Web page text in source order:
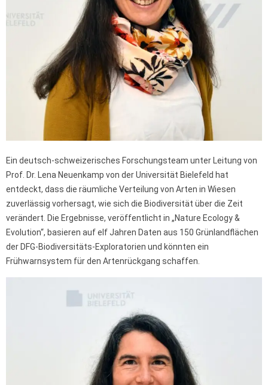
Ein deutsch-schweizerisches Forschungsteam unter Leitung von
Prof. Dr. Lena Neuenkamp von der Universität Bielefeld hat
entdeckt, dass die räumliche Verteilung von Arten in Wiesen
zuverlässig vorhersagt, wie sich die Biodiversität über die Zeit
verändert. Die Ergebnisse, veröffentlicht in „Nature Ecology &
Evolution“, basieren auf elf Jahren Daten aus 150 Grünlandflächen
der DFG-Biodiversitäts-Exploratorien und könnten ein
Frühwarnsystem für den Artenrückgang schaffen.